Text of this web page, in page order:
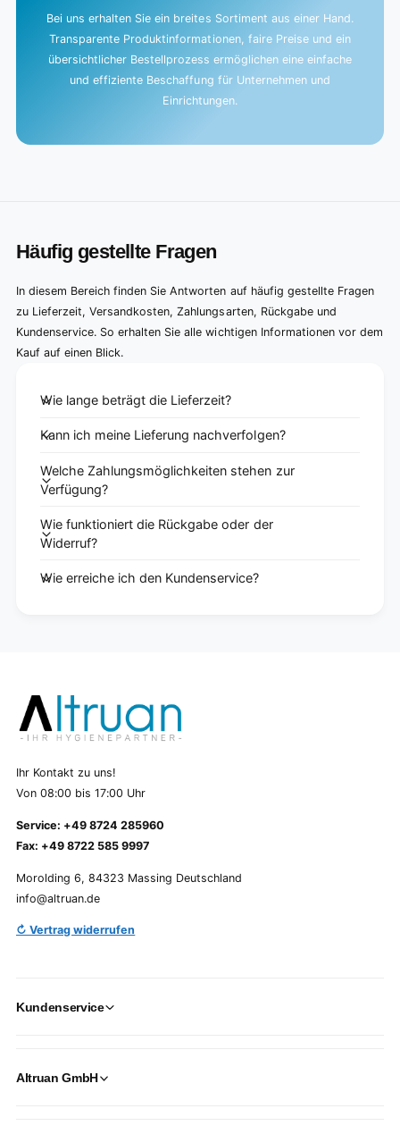
Bei uns erhalten Sie ein breites Sortiment aus einer Hand.
Transparente Produktinformationen, faire Preise und ein
übersichtlicher Bestellprozess ermöglichen eine einfache
und effiziente Beschaffung für Unternehmen und
Einrichtungen.
Häufig gestellte Fragen
In diesem Bereich finden Sie Antworten auf häufig gestellte Fragen
zu Lieferzeit, Versandkosten, Zahlungsarten, Rückgabe und
Kundenservice. So erhalten Sie alle wichtigen Informationen vor dem
Kauf auf einen Blick.
Wie lange beträgt die Lieferzeit?
Kann ich meine Lieferung nachverfolgen?
Welche Zahlungsmöglichkeiten stehen zur
Verfügung?
Wie funktioniert die Rückgabe oder der
Widerruf?
Wie erreiche ich den Kundenservice?
Ihr Kontakt zu uns!
Von 08:00 bis 17:00 Uhr
Service: +49 8724 285960
Fax: +49 8722 585 9997
Morolding 6, 84323 Massing Deutschland
info@altruan.de
↻ Vertrag widerrufen
Kundenservice
Altruan GmbH